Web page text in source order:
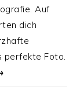
Auf
dich
perfekte Foto.